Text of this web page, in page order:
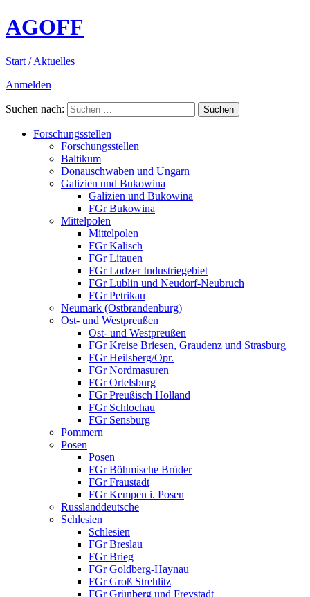
AGOFF
Start / Aktuelles
Anmelden
Suchen nach:
Forschungsstellen
Forschungsstellen
Baltikum
Donauschwaben und Ungarn
Galizien und Bukowina
Galizien und Bukowina
FGr Bukowina
Mittelpolen
Mittelpolen
FGr Kalisch
FGr Litauen
FGr Lodzer Industriegebiet
FGr Lublin und Neudorf-Neubruch
FGr Petrikau
Neumark (Ostbrandenburg)
Ost- und Westpreußen
Ost- und Westpreußen
FGr Kreise Briesen, Graudenz und Strasburg
FGr Heilsberg/Opr.
FGr Nordmasuren
FGr Ortelsburg
FGr Preußisch Holland
FGr Schlochau
FGr Sensburg
Pommern
Posen
Posen
FGr Böhmische Brüder
FGr Fraustadt
FGr Kempen i. Posen
Russlanddeutsche
Schlesien
Schlesien
FGr Breslau
FGr Brieg
FGr Goldberg-Haynau
FGr Groß Strehlitz
FGr Grünberg und Freystadt